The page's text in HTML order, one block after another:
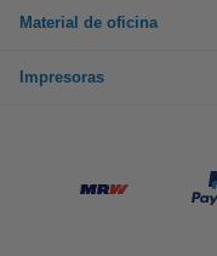
Material de oficina
Impresoras